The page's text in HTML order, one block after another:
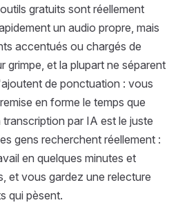
gratuits sont réellement
un audio propre, mais
accentués ou chargés de
grimpe, et la plupart ne séparent
de ponctuation : vous
en forme le temps que
par IA est le juste
gens recherchent réellement :
en quelques minutes et
et vous gardez une relecture
qui pèsent.